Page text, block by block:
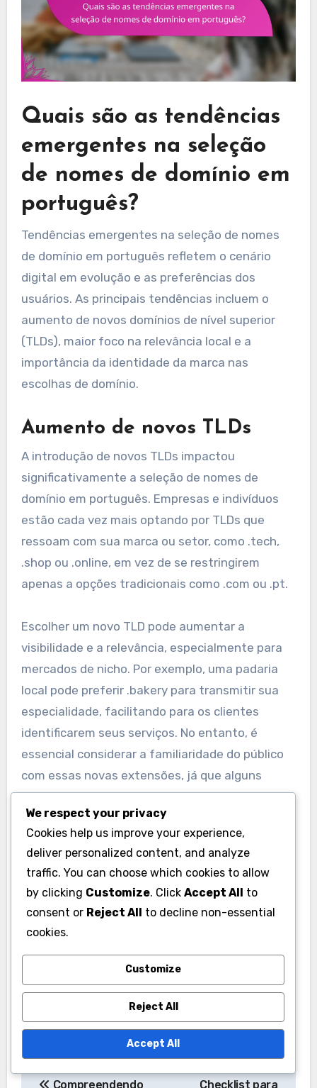
Quais são as tendências
emergentes na seleção
de nomes de domínio em
português?
Tendências emergentes na seleção de nomes
de domínio em português refletem o cenário
digital em evolução e as preferências dos
usuários. As principais tendências incluem o
aumento de novos domínios de nível superior
(TLDs), maior foco na relevância local e a
importância da identidade da marca nas
escolhas de domínio.
Aumento de novos TLDs
A introdução de novos TLDs impactou
significativamente a seleção de nomes de
domínio em português. Empresas e indivíduos
estão cada vez mais optando por TLDs que
ressoam com sua marca ou setor, como .tech,
.shop ou .online, em vez de se restringirem
apenas a opções tradicionais como .com ou .pt.
Escolher um novo TLD pode aumentar a
visibilidade e a relevância, especialmente para
mercados de nicho. Por exemplo, uma padaria
local pode preferir .bakery para transmitir sua
especialidade, facilitando para os clientes
identificarem seus serviços. No entanto, é
essencial considerar a familiaridade do público
com essas novas extensões, já que alguns
usuários ainda podem se inclinar para TLDs mais
estabelecidos.
Ao selecionar um novo TLD, certifique-se de que
marca e seja fácil de lembrar. Evite nomes de
domínio excessivamente complexos ou longos,
Post
Compreendendo Checklist para
We respect your privacy
Cookies help us improve your experience,
deliver personalized content, and analyze
traffic. You can choose which cookies to allow
by clicking Customize. Click Accept All to
consent or Reject All to decline non-essential
cookies.
Customize
Reject All
Accept All